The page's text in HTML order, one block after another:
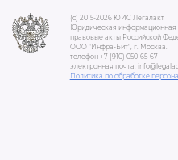
(c) 2015-2026 ЮИС Легалакт
Юридическая информационная
правовые акты Российской
ООО "Инфра-Бит", г. Москва.
телефон +7 (910) 050-65-67
электронная почта:
Политика по обработке